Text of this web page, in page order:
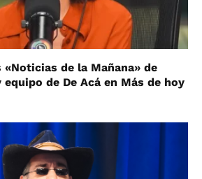
de la Mañana» de
equipo de De Acá en Más de hoy